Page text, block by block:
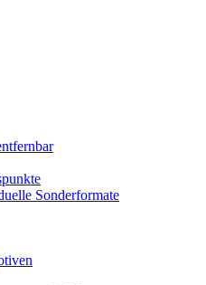
Sonderformate